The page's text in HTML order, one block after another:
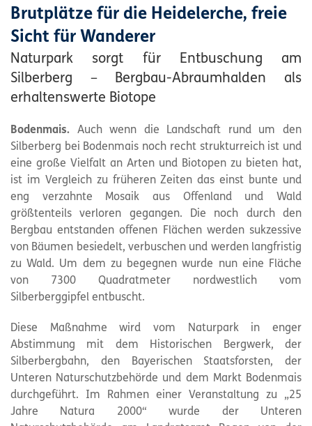
Brutplätze für die Heidelerche, freie
Sicht für Wanderer
Naturpark sorgt für Entbuschung am
Silberberg – Bergbau-Abraumhalden als
erhaltenswerte Biotope
Bodenmais. Auch wenn die Landschaft rund um den
Silberberg bei Bodenmais noch recht strukturreich ist und
eine große Vielfalt an Arten und Biotopen zu bieten hat,
ist im Vergleich zu früheren Zeiten das einst bunte und
eng verzahnte Mosaik aus Offenland und Wald
größtenteils verloren gegangen. Die noch durch den
Bergbau entstanden offenen Flächen werden sukzessive
von Bäumen besiedelt, verbuschen und werden langfristig
zu Wald. Um dem zu begegnen wurde nun eine Fläche
von 7300 Quadratmeter nordwestlich vom
Silberberggipfel entbuscht.
Diese Maßnahme wird vom Naturparkin enger
Abstimmung mit dem Historischen Bergwerk, der
Silberbergbahn, den Bayerischen Staatsforsten, der
Unteren Naturschutzbehörde und dem Markt Bodenmais
durchgeführt. Im Rahmen einer Veranstaltung zu „25
Jahre Natura 2000“ wurde der Unteren